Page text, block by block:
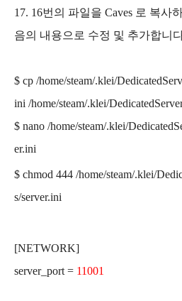
17. 16번의 파일을 Caves 로 복사
음의 내용으로 수정 및 추가합니
$ cp /home/steam/.klei/
ini /home/steam/.klei/
$ nano /home/steam/.klei/
er.ini
$ chmod 444 /home/steam/.klei/
s/server.ini
[NETWORK]
server_port = 11001